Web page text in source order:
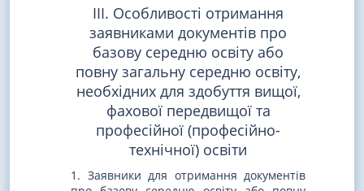
III. Особливості отримання
заявниками документів про
базову середню освіту або
повну загальну середню освіту,
необхідних для здобуття вищої,
фахової передвищої та
професійної (професійно-
технічної) освіти
1. Заявники для отримання документів